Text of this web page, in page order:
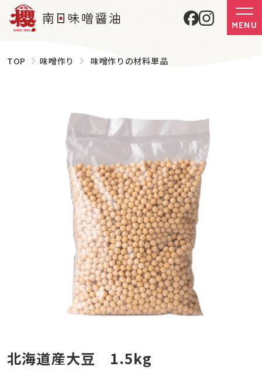
MENU
TOP 味噌作り 味噌作りの材料単品
北海道産大豆 1.5kg